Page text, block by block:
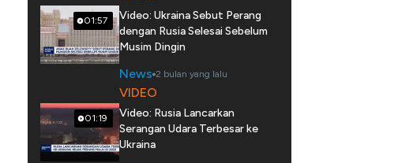
01:57
Video: Ukraina Sebut Perang
dengan Rusia Selesai Sebelum
Musim Dingin
News 2 bulan yang lalu
01:19
VIDEO
Video: Rusia Lancarkan
Serangan Udara Terbesar ke
Ukraina